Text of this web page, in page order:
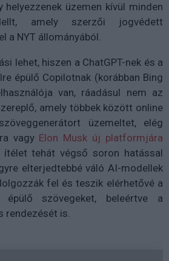
üzemen kívül minden
amely szerzői jogvédett
a NYT állományából.
lehet, hiszen a ChatGPT-nek és a
épülő Copilotnak (korábban Bing
van, ráadásul nem az
amely többek között online
üzemeltet, elég
vagy Elon Musk új platformjára
tehát végső soron hatással
elterjedtebbé váló AI-modellek
fel és teszik elérhetővé a
épülő szövegeket, beleértve a
rendezését is.